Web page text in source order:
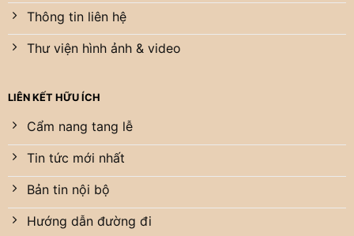
Thông tin liên hệ
Thư viện hình ảnh & video
LIÊN KẾT HỮU ÍCH
Cẩm nang tang lễ
Tin tức mới nhất
Bản tin nội bộ
Hướng dẫn đường đi